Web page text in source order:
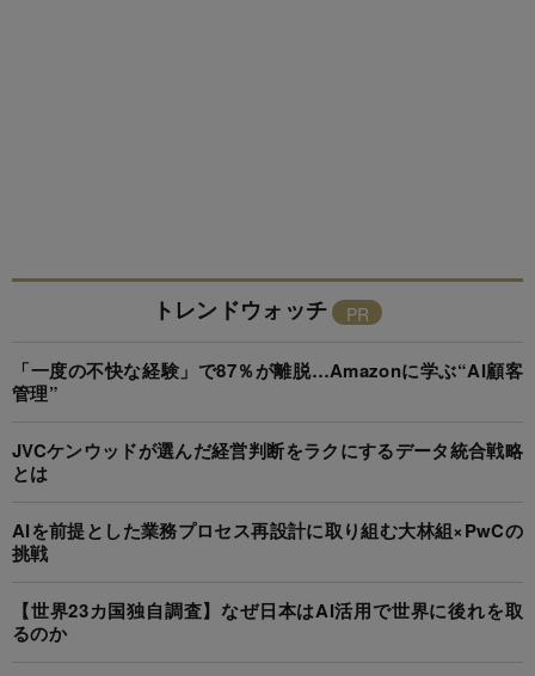
トレンドウォッチ
「一度の不快な経験」で87％が離脱…Amazonに学ぶ“AI顧客
管理”
JVCケンウッドが選んだ経営判断をラクにするデータ統合戦略
とは
AIを前提とした業務プロセス再設計に取り組む大林組×PwCの
挑戦
【世界23カ国独自調査】なぜ日本はAI活用で世界に後れを取
るのか